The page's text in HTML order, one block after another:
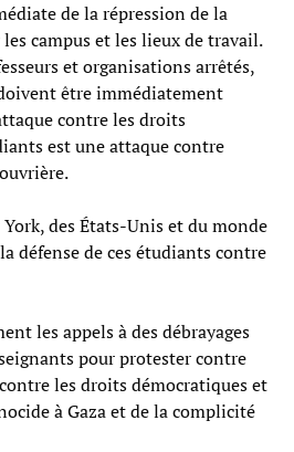
de la répression de la
campus et les lieux de travail.
et organisations arrêtés,
être immédiatement
contre les droits
est une attaque contre
des États-Unis et du monde
défense de ces étudiants contre
les appels à des débrayages
pour protester contre
les droits démocratiques et
à Gaza et de la complicité